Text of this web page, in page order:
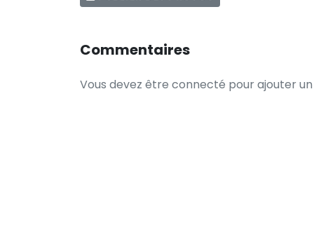
Commentaires
Vous devez être connecté pour ajouter